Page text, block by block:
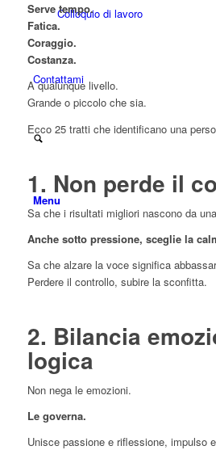
Colloquio di lavoro
Contattami
Menu
Serve tempo.
Fatica.
Coraggio.
Costanza.
A qualunque livello.
Grande o piccolo che sia.
Ecco 25 tratti che identificano una
1. Non perde il
Sa che i risultati migliori nascono da
Anche sotto pressione, sceglie la
Sa che alzare la voce significa
Perdere il controllo, subire la sconfitta.
2. Bilancia
logica
Non nega le emozioni.
Le governa.
Unisce passione e riflessione, impulso